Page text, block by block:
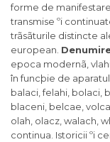
forme de
transmise ºi
trãsãturile distincte
european.
epoca modernã,
în funcþie de
balaci, felahi, bolaci,
blaceni, belcae,
olah, olacz, walach,
continua. Istoricii ºi